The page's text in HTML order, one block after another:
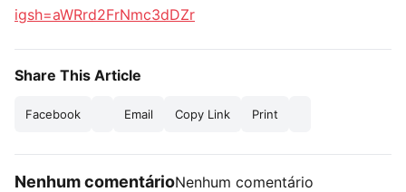
igsh=aWRrd2FrNmc3dDZr
Share This Article
Facebook Email Copy Link Print
Nenhum comentárioNenhum comentário